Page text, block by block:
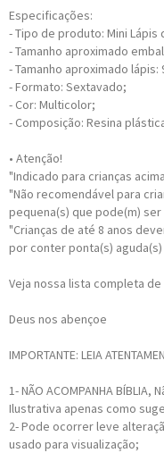
Especificações:
- Tipo de produto: Mini Lápis
- Tamanho aproximado
- Tamanho aproximado lápis:
- Formato: Sextavado;
- Cor: Multicolor;
- Composição: Resina
• Atenção!
"Indicado para crianças
"Não recomendável para
pequena(s) que pode(m)
"Crianças de até 8 anos
por conter ponta(s) aguda(s)
Veja nossa lista completa
Deus nos abençoe
IMPORTANTE: LEIA
1- NÃO ACOMPANHA
Ilustrativa apenas como
2- Pode ocorrer leve
usado para visualização;